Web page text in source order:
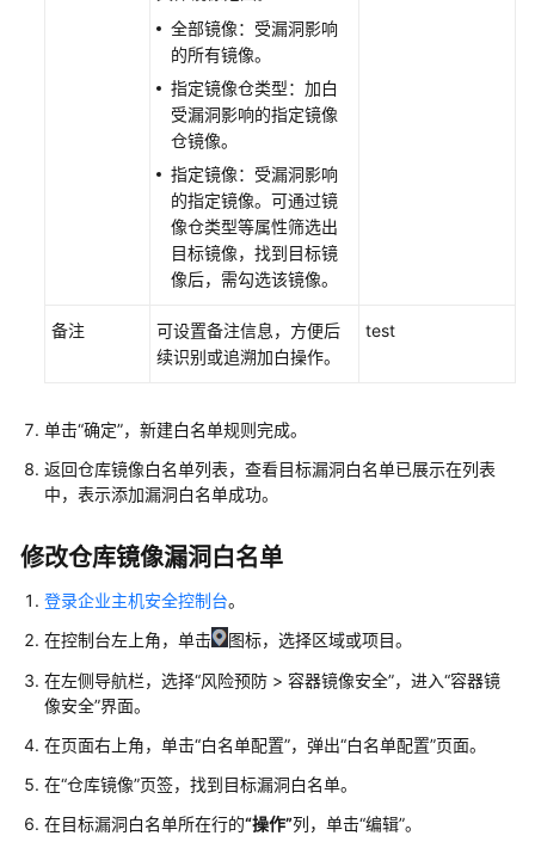
护
资
产
管
风
险
防
漏
管
理
基
全部镜像：受漏洞影响
的所有镜像。
指定镜像仓类型：加白
受漏洞影响的指定镜像
仓镜像。
指定镜像：受漏洞影响
的指定镜像。可通过镜
像仓类型等属性筛选出
目标镜像，找到目标镜
像后，需勾选该镜像。
备注
可设置备注信息，方便后
续识别或追溯加白操作。
test
单击“确定”，新建白名单规则完成。
返回仓库镜像白名单列表，查看目标漏洞白名单已展示在列表
中，表示添加漏洞白名单成功。
修改仓库镜像漏洞白名单
登录企业主机安全控制台。
在控制台左上角，单击
图标，选择区域或项目。
在左侧导航栏，选择“风险预防 > 容器镜像安全”，进入“容器镜
像安全”界面。
在页面右上角，单击“白名单配置”，弹出“白名单配置”页面。
在“仓库镜像”页签，找到目标漏洞白名单。
在目标漏洞白名单所在行的“操作”列，单击“编辑”。